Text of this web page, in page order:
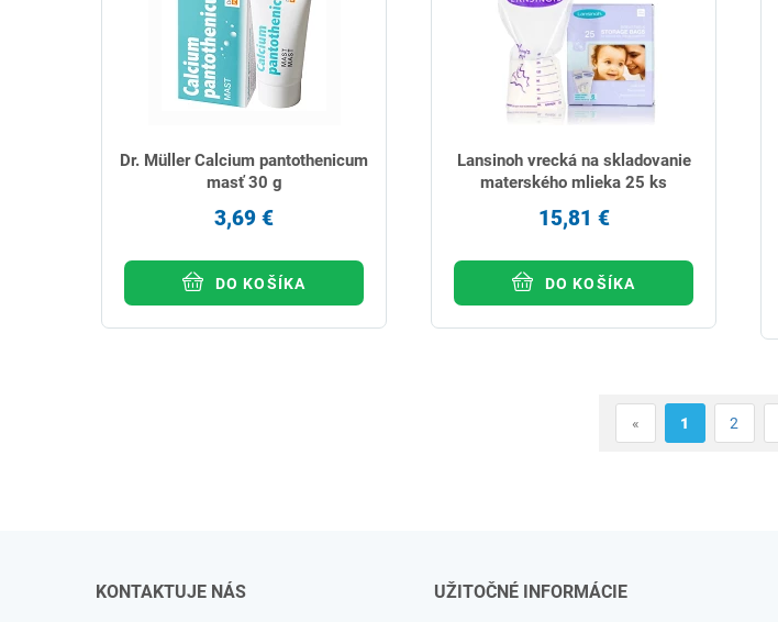
Dr. Müller Calcium pantothenicum
masť 30 g
3,69 €
DO KOŠÍKA
Lansinoh vrecká na skladovanie
materského mlieka 25 ks
15,81 €
DO KOŠÍKA
« 1 2
KONTAKTUJE NÁS UŽITOČNÉ INFORMÁCIE